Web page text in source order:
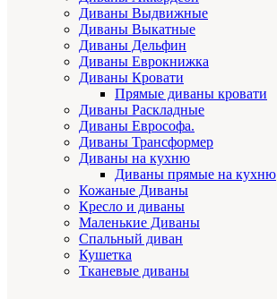
Диваны Выдвижные
Диваны Выкатные
Диваны Дельфин
Диваны Еврокнижка
Диваны Кровати
Прямые диваны кровати
Диваны Раскладные
Диваны Еврософа.
Диваны Трансформер
Диваны на кухню
Диваны прямые на кухню
Кожаные Диваны
Кресло и диваны
Маленькие Диваны
Спальный диван
Кушетка
Тканевые диваны